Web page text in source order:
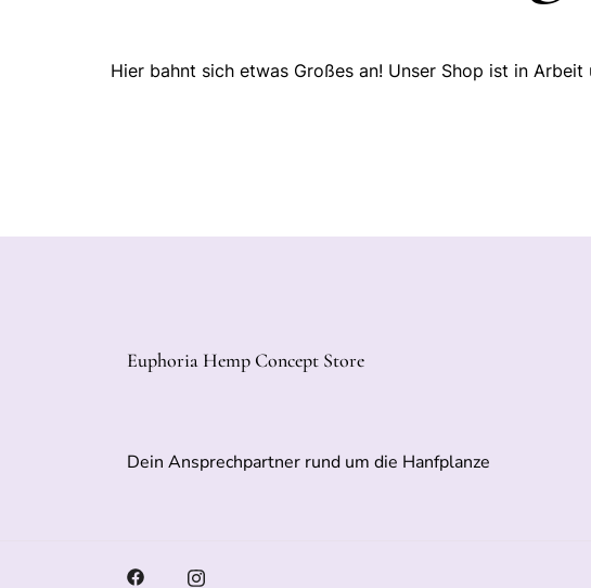
Hier bahnt sich etwas Großes an! Unser Shop ist in
Euphoria Hemp Concept Store
Dein Ansprechpartner rund um die Hanfplanze